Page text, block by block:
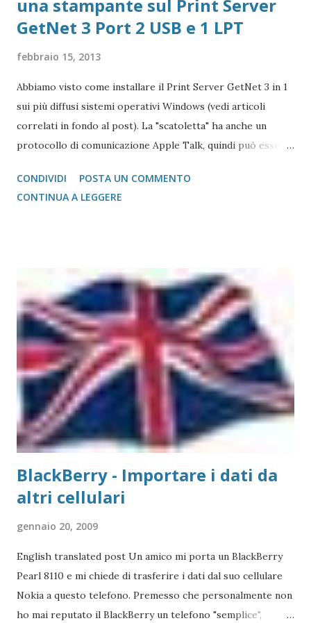
una stampante sul Print Server
GetNet 3 Port 2 USB e 1 LPT
febbraio 15, 2013
Abbiamo visto come installare il Print Server GetNet 3 in 1
sui più diffusi sistemi operativi Windows (vedi articoli
correlati in fondo al post). La "scatoletta" ha anche un
protocollo di comunicazione Apple Talk, quindi può essere
gestione post script integrata (quasi tutte le stampanti
salvo quelle del gruppo Ricoh che hanno bisogno di un
non è necessario scegliere tra moltissimi modelli, ma si
gestisce in modo più semplice. Purtroppo sul Mac non è
possibile (allo stato attuale) collegare print server di tipo
TP-Link, ovvero replicatori di porta USB su Lan, in quanto
non esiste un driver adatto. Detto questo, consideriamo la
stampante che vogliamo collegare al Mac. Il caso che
abbiamo usato nei precedenti post,...
CONDIVIDI
POSTA UN COMMENTO
CONTINUA A LEGGERE
BlackBerry - Importare i dati da
altri cellulari
gennaio 20, 2009
English translated post Un amico mi porta un BlackBerry
Pearl 8110 e mi chiede di trasferire i dati dal suo cellulare
Nokia a questo telefono. Premesso che personalmente non
ho mai reputato il BlackBerry un telefono "semplice",